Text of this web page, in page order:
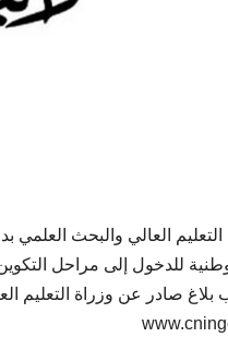
العالي والبحث العلمي
للدخول إلى مراحل التكوين
صادر عن وزراة التعليم